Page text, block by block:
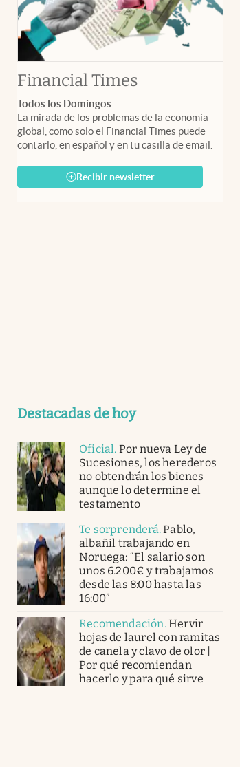
Financial Timesabre en
Todos los Domingos
La mirada de los problemas de la economía
global, como solo el Financial Times puede
contarlo, en español y en tu casilla de email.
Recibir newsletter
Destacadas de hoy
Oficial. Por nueva Ley de
Sucesiones, los herederos
no obtendrán los bienes
aunque lo determine el
testamento
Te sorprenderá.Pablo,
albañil trabajando en
Noruega: “El salario son
unos 6.200€ y trabajamos
desde las 8:00 hasta las
16:00”
Recomendación.Hervir
hojas de laurel con ramitas
de canela y clavo de olor |
Por qué recomiendan
hacerlo y para qué sirve